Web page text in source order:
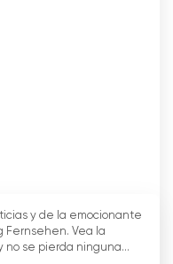
y de la emocionante
Fernsehen. Vea la
no se pierda ninguna...